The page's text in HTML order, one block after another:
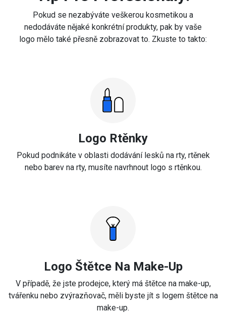
Pokud se nezabýváte veškerou kosmetikou a
nedodáváte nějaké konkrétní produkty, pak by vaše
logo mělo také přesně zobrazovat to. Zkuste to takto:
Logo Rtěnky
Pokud podnikáte v oblasti dodávání lesků na rty, rtěnek
nebo barev na rty, musíte navrhnout logo s rtěnkou.
Logo Štětce Na Make-Up
V případě, že jste prodejce, který má štětce na make-up,
tvářenku nebo zvýrazňovač, měli byste jít s logem štětce na
make-up.